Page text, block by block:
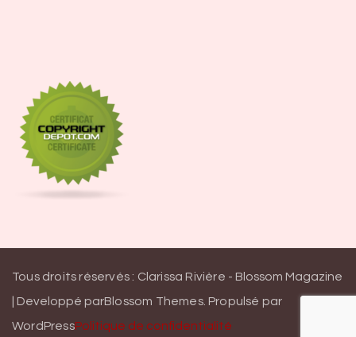
Tous droits réservés : Clarissa Rivière - Blossom Magazine
| Developpé parBlossom Themes. Propulsé par
WordPressPolitique de confidentialité